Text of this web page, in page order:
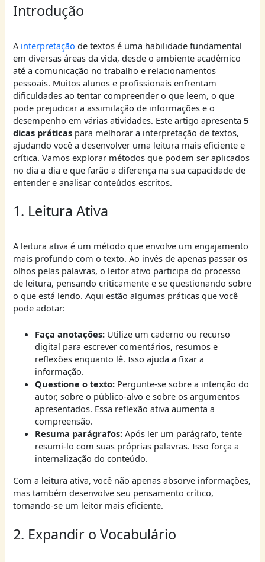
Introdução
A interpretação de textos é uma habilidade fundamental
em diversas áreas da vida, desde o ambiente acadêmico
até a comunicação no trabalho e relacionamentos
pessoais. Muitos alunos e profissionais enfrentam
dificuldades ao tentar compreender o que leem, o que
pode prejudicar a assimilação de informações e o
desempenho em várias atividades. Este artigo apresenta5
dicas práticas para melhorar a interpretação de textos,
ajudando você a desenvolver uma leitura mais eficiente e
crítica. Vamos explorar métodos que podem ser aplicados
no dia a dia e que farão a diferença na sua capacidade de
entender e analisar conteúdos escritos.
1. Leitura Ativa
A leitura ativa é um método que envolve um engajamento
mais profundo com o texto. Ao invés de apenas passar os
olhos pelas palavras, o leitor ativo participa do processo
de leitura, pensando criticamente e se questionando sobre
o que está lendo. Aqui estão algumas práticas que você
pode adotar:
Faça anotações:Utilize um caderno ou recurso
digital para escrever comentários, resumos e
reflexões enquanto lê. Isso ajuda a fixar a
informação.
Questione o texto:Pergunte-se sobre a intenção do
autor, sobre o público-alvo e sobre os argumentos
apresentados. Essa reflexão ativa aumenta a
compreensão.
Resuma parágrafos:Após ler um parágrafo, tente
resumi-lo com suas próprias palavras. Isso força a
internalização do conteúdo.
Com a leitura ativa, você não apenas absorve informações,
mas também desenvolve seu pensamento crítico,
tornando-se um leitor mais eficiente.
2. Expandir o Vocabulário